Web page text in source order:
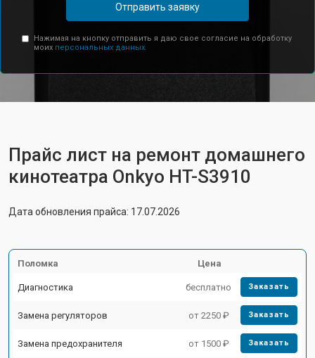
Отправить заявку
Нажимая на кнопку отправить я даю свое согласие на обработку
моих персональных данных.
Прайс лист на ремонт домашнего
кинотеатра Onkyo HT-S3910
Дата обновления прайса: 17.07.2026
Поломка Цена
Диагностика бесплатно Заказать
Замена регуляторов от 2250 ₽ Заказать
Замена предохранителя от 1500 ₽ Заказать